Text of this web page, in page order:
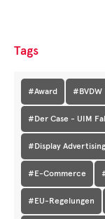
Tags
#Award #BVDW
#Der Case - UIM
#Display Advertising
#E-Commerce
#EU-Regelungen